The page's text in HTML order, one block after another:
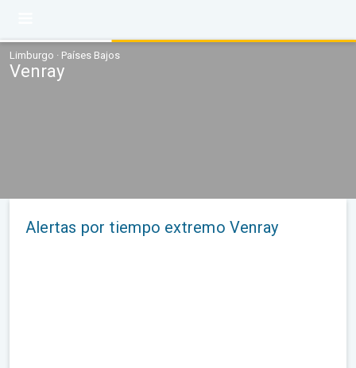
Limburgo · Países Bajos
Venray
Alertas por tiempo extremo Venray